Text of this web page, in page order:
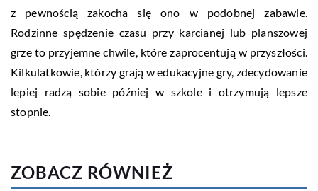
z pewnością zakocha się ono w podobnej zabawie.
Rodzinne spędzenie czasu przy karcianej lub planszowej
grze to przyjemne chwile, które zaprocentują w przyszłości.
Kilkulatkowie, którzy grają w edukacyjne gry, zdecydowanie
lepiej radzą sobie później w szkole i otrzymują lepsze
stopnie.
ZOBACZ RÓWNIEŻ